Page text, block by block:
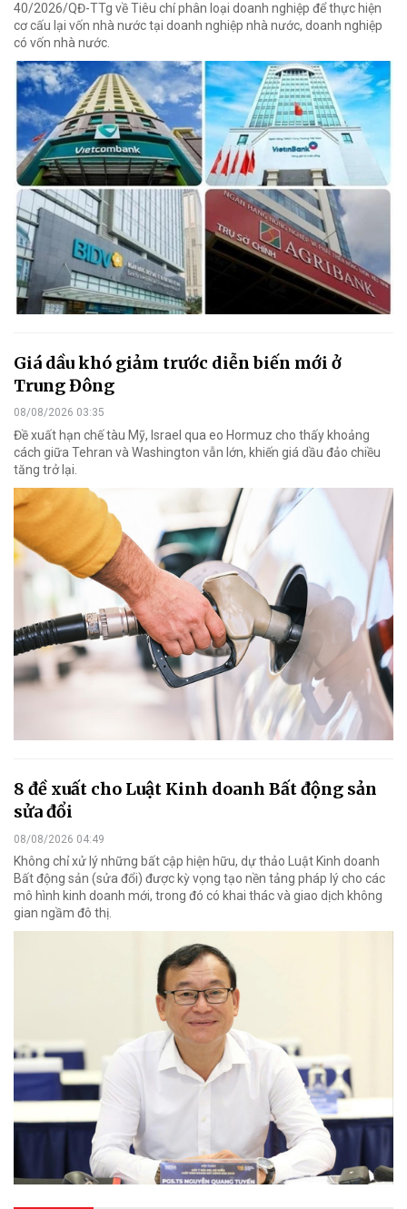
40/2026/QĐ-TTg về Tiêu chí phân loại doanh nghiệp để thực hiện
cơ cấu lại vốn nhà nước tại doanh nghiệp nhà nước, doanh nghiệp
có vốn nhà nước.
Giá dầu khó giảm trước diễn biến mới ở
Trung Đông
08/08/2026 03:35
Đề xuất hạn chế tàu Mỹ, Israel qua eo Hormuz cho thấy khoảng
cách giữa Tehran và Washington vẫn lớn, khiến giá dầu đảo chiều
tăng trở lại.
8 đề xuất cho Luật Kinh doanh Bất động sản
sửa đổi
08/08/2026 04:49
Không chỉ xử lý những bất cập hiện hữu, dự thảo Luật Kinh doanh
Bất động sản (sửa đổi) được kỳ vọng tạo nền tảng pháp lý cho các
mô hình kinh doanh mới, trong đó có khai thác và giao dịch không
gian ngầm đô thị.